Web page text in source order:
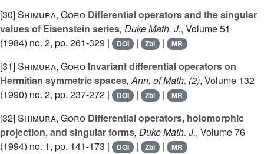
[30]Shimura, Goro Differential operators and the singular
values of Eisenstein series, Duke Math. J., Volume 51
(1984) no. 2, pp. 261-329 |
DOI | Zbl | MR
[31]Shimura, Goro Invariant differential operators on
Hermitian symmetric spaces, Ann. of Math. (2), Volume 132
(1990) no. 2, pp. 237-272 |
DOI | Zbl | MR
[32]Shimura, Goro Differential operators, holomorphic
projection, and singular forms, Duke Math. J., Volume 76
(1994) no. 1, pp. 141-173 |
DOI | Zbl | MR